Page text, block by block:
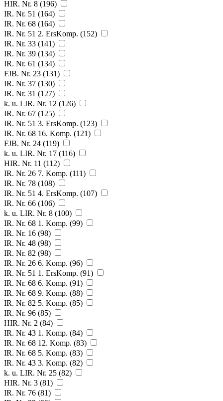
HIR. Nr. 8 (196)
IR. Nr. 51 (164)
IR. Nr. 68 (164)
IR. Nr. 51 2. ErsKomp. (152)
IR. Nr. 33 (141)
IR. Nr. 39 (134)
IR. Nr. 61 (134)
FJB. Nr. 23 (131)
IR. Nr. 37 (130)
IR. Nr. 31 (127)
k. u. LIR. Nr. 12 (126)
IR. Nr. 67 (125)
IR. Nr. 51 3. ErsKomp. (123)
IR. Nr. 68 16. Komp. (121)
FJB. Nr. 24 (119)
k. u. LIR. Nr. 17 (116)
HIR. Nr. 11 (112)
IR. Nr. 26 7. Komp. (111)
IR. Nr. 78 (108)
IR. Nr. 51 4. ErsKomp. (107)
IR. Nr. 66 (106)
k. u. LIR. Nr. 8 (100)
IR. Nr. 68 1. Komp. (99)
IR. Nr. 16 (98)
IR. Nr. 48 (98)
IR. Nr. 82 (98)
IR. Nr. 26 6. Komp. (96)
IR. Nr. 51 1. ErsKomp. (91)
IR. Nr. 68 6. Komp. (91)
IR. Nr. 68 9. Komp. (88)
IR. Nr. 82 5. Komp. (85)
IR. Nr. 96 (85)
HIR. Nr. 2 (84)
IR. Nr. 43 1. Komp. (84)
IR. Nr. 68 12. Komp. (83)
IR. Nr. 68 5. Komp. (83)
IR. Nr. 43 3. Komp. (82)
k. u. LIR. Nr. 25 (82)
HIR. Nr. 3 (81)
IR. Nr. 76 (81)